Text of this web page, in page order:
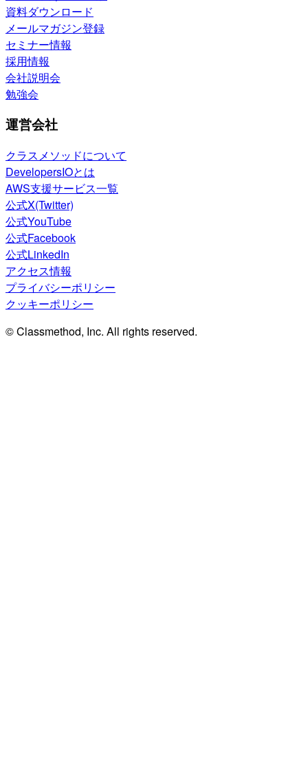
資料ダウンロード
メールマガジン登録
セミナー情報
採用情報
会社説明会
勉強会
運営会社
クラスメソッドについて
DevelopersIOとは
AWS支援サービス一覧
公式X(Twitter)
公式YouTube
公式Facebook
公式LinkedIn
アクセス情報
プライバシーポリシー
クッキーポリシー
© Classmethod, Inc. All rights reserved.